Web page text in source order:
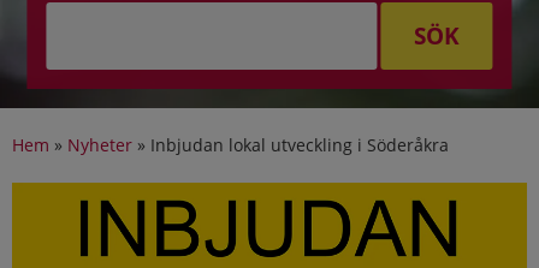
SÖK
Hem » Nyheter » Inbjudan lokal utveckling i Söderåkra